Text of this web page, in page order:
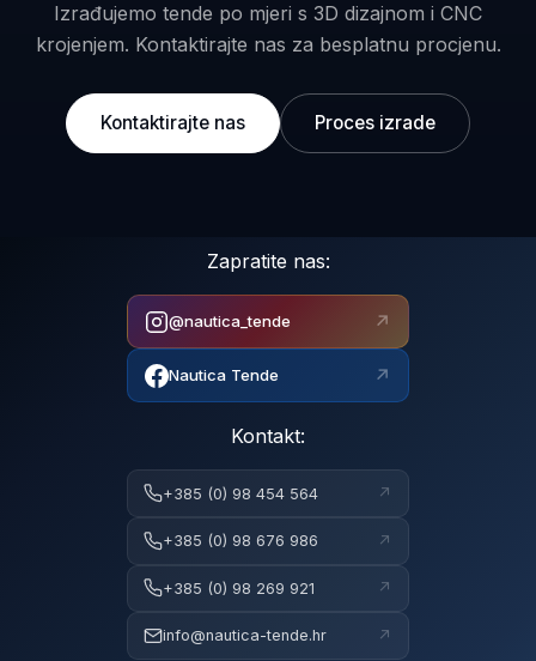
Izrađujemo tende po mjeri s 3D dizajnom i CNC
krojenjem. Kontaktirajte nas za besplatnu procjenu.
Kontaktirajte nas Proces izrade
Zapratite nas:
@nautica_tende ↗
Nautica Tende ↗
Kontakt:
+385 (0) 98 454 564 ↗
+385 (0) 98 676 986 ↗
+385 (0) 98 269 921 ↗
info@nautica-tende.hr ↗